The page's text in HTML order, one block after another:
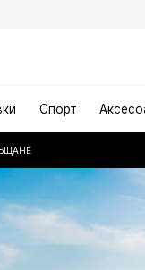
Спорт